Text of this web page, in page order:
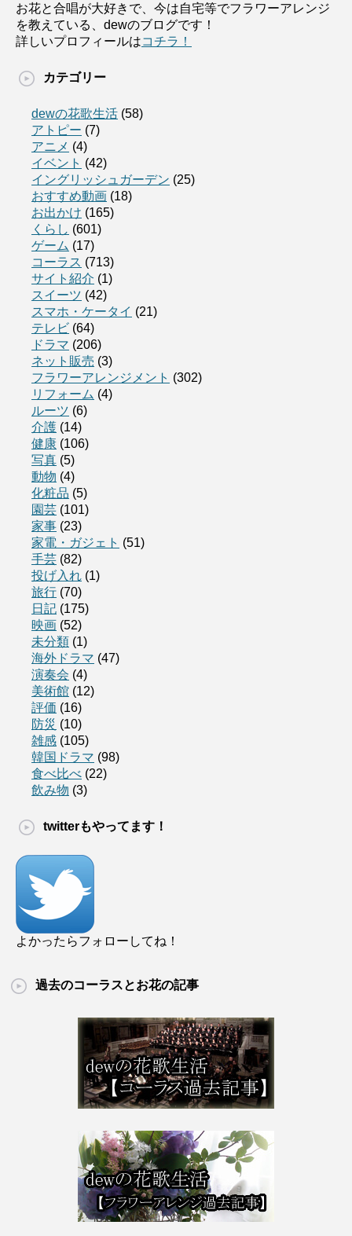
お花と合唱が大好きで、今は自宅等でフラワーアレンジ
を教えている、dewのブログです！
詳しいプロフィールはコチラ！
カテゴリー
dewの花歌生活 (58)
アトピー (7)
アニメ (4)
イベント (42)
イングリッシュガーデン (25)
おすすめ動画 (18)
お出かけ (165)
くらし (601)
ゲーム (17)
コーラス (713)
サイト紹介 (1)
スイーツ (42)
スマホ・ケータイ (21)
テレビ (64)
ドラマ (206)
ネット販売 (3)
フラワーアレンジメント (302)
リフォーム (4)
ルーツ (6)
介護 (14)
健康 (106)
写真 (5)
動物 (4)
化粧品 (5)
園芸 (101)
家事 (23)
家電・ガジェト (51)
手芸 (82)
投げ入れ (1)
旅行 (70)
日記 (175)
映画 (52)
未分類 (1)
海外ドラマ (47)
演奏会 (4)
美術館 (12)
評価 (16)
防災 (10)
雑感 (105)
韓国ドラマ (98)
食べ比べ (22)
飲み物 (3)
twitterもやってます！
よかったらフォローしてね！
過去のコーラスとお花の記事